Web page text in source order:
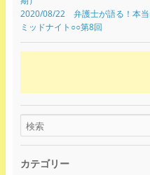
2020/08/22 弁護士が語る！本
ミッドナイト○○第8回
カテゴリー